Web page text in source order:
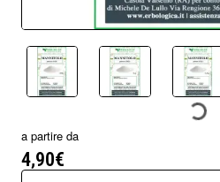
a partire da
4,90€